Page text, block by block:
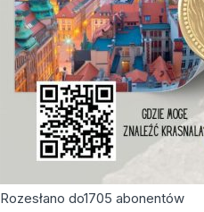
Rozesłano do1705 abonentów